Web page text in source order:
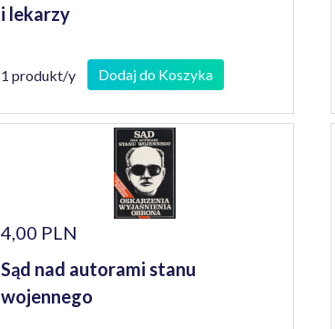
i lekarzy
1 produkt/y Dodaj do Koszyka
4,00 PLN
Sąd nad autorami stanu
wojennego